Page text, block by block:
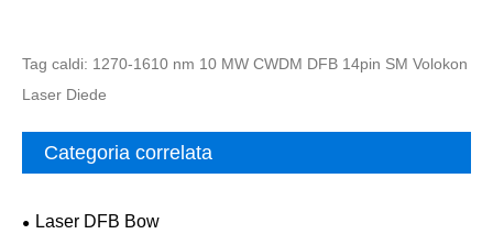
Tag caldi: 1270-1610 nm 10 MW CWDM DFB 14pin SM Volokon
Laser Diede
Categoria correlata
Laser DFB Bow